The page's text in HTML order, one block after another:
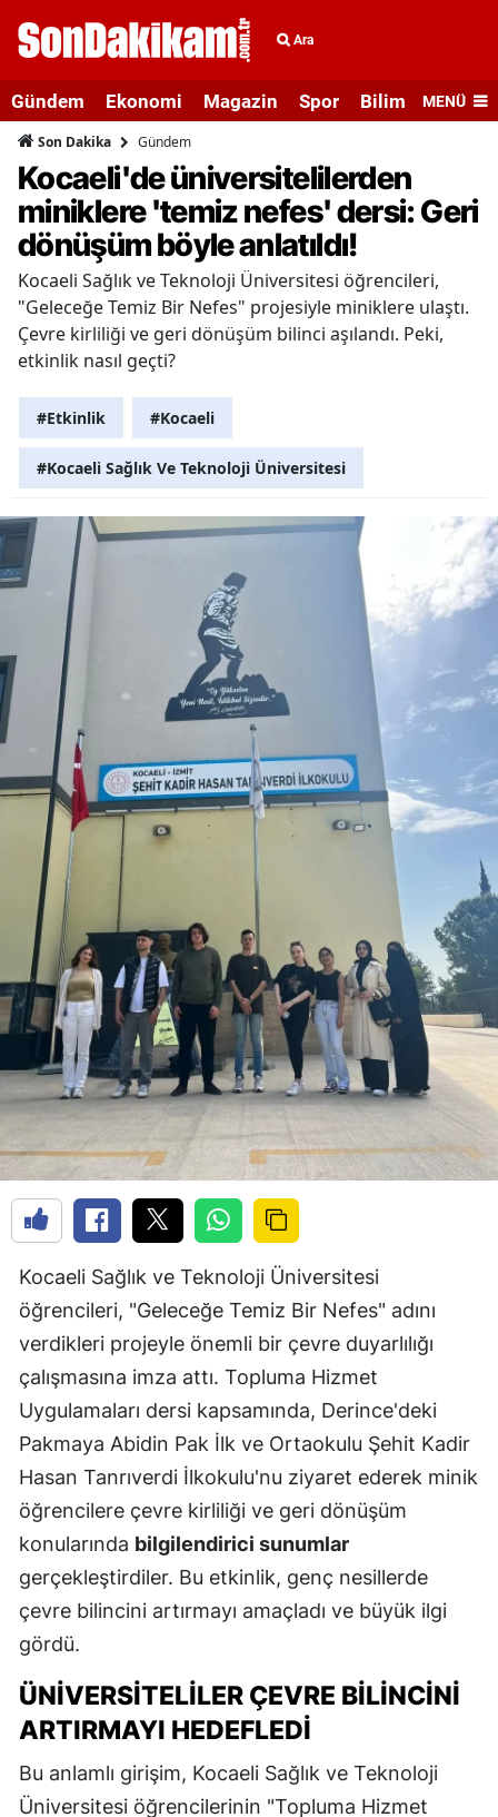
Ara
Gündem Ekonomi Magazin Spor Bilim veMENÜ
Son Dakika Gündem
Kocaeli'de üniversitelilerden
miniklere 'temiz nefes' dersi: Geri
dönüşüm böyle anlatıldı!
Kocaeli Sağlık ve Teknoloji Üniversitesi öğrencileri,
"Geleceğe Temiz Bir Nefes" projesiyle miniklere ulaştı.
Çevre kirliliği ve geri dönüşüm bilinci aşılandı. Peki,
etkinlik nasıl geçti?
#Etkinlik #Kocaeli
#Kocaeli Sağlık Ve Teknoloji Üniversitesi
Kocaeli Sağlık ve Teknoloji Üniversitesi
öğrencileri, "Geleceğe Temiz Bir Nefes" adını
verdikleri projeyle önemli bir çevre duyarlılığı
çalışmasına imza attı. Topluma Hizmet
Uygulamaları dersi kapsamında, Derince'deki
Pakmaya Abidin Pak İlk ve Ortaokulu Şehit Kadir
Hasan Tanrıverdi İlkokulu'nu ziyaret ederek minik
öğrencilere çevre kirliliği ve geri dönüşüm
konularında bilgilendirici sunumlar
gerçekleştirdiler. Bu etkinlik, genç nesillerde
çevre bilincini artırmayı amaçladı ve büyük ilgi
gördü.
ÜNIVERSITELILER ÇEVRE BILINCINI
ARTIRMAYI HEDEFLEDI
Bu anlamlı girişim, Kocaeli Sağlık ve Teknoloji
Üniversitesi öğrencilerinin "Topluma Hizmet